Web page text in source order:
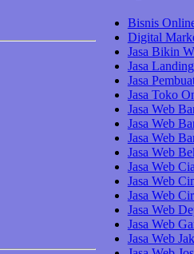
Bisnis
Digital
Jasa Bikin
Jasa
Jasa
Jasa Toko
Jasa Web
Jasa Web
Jasa Web
Jasa Web
Jasa Web
Jasa Web
Jasa Web
Jasa Web
Jasa Web
Jasa Web